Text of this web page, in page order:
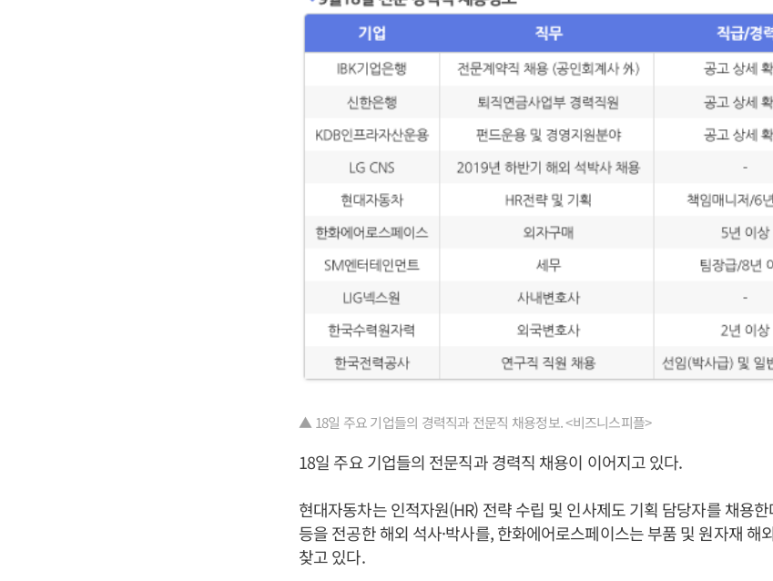
▲ 18일 주요 기업들의 경력직과 전문직 채용정보. <비즈니스피플>
18일 주요 기업들의 전문직과 경력직 채용이 이어지고 있다.
현대자동차는 인적자원(HR) 전략 수립 및 인사제도 기획 담당자를 채용
등을 전공한 해외 석사·박사를, 한화에어로스페이스는 부품 및 원자재 해
찾고 있다.